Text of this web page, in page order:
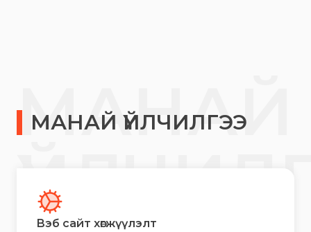
МАНАЙ ҮЙЛЧИЛГЭЭ
МАНАЙ
Вэб сайт хөгжүүлэлт